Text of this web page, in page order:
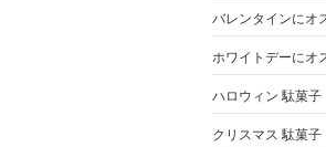
バレンタインにオ
ホワイトデーにオ
ハロウィン 駄菓子
クリスマス 駄菓子